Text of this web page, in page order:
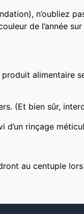
n’oubliez
de l’année
alimentaire
(Et bien sûr,
d’un rinçage
au centuple